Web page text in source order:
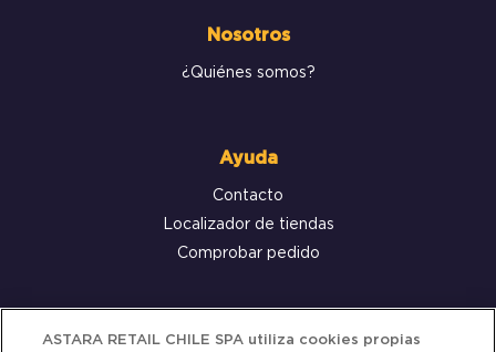
Nosotros
¿Quiénes somos?
Ayuda
Contacto
Localizador de tiendas
Comprobar pedido
Servicio al cliente
ASTARA RETAIL CHILE SPA utiliza cookies propias